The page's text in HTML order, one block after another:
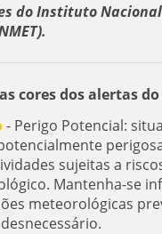
do Instituto
cores dos alertas do
- Perigo Potencial:
sujeitas a
Mantenha-se
meteorológicas